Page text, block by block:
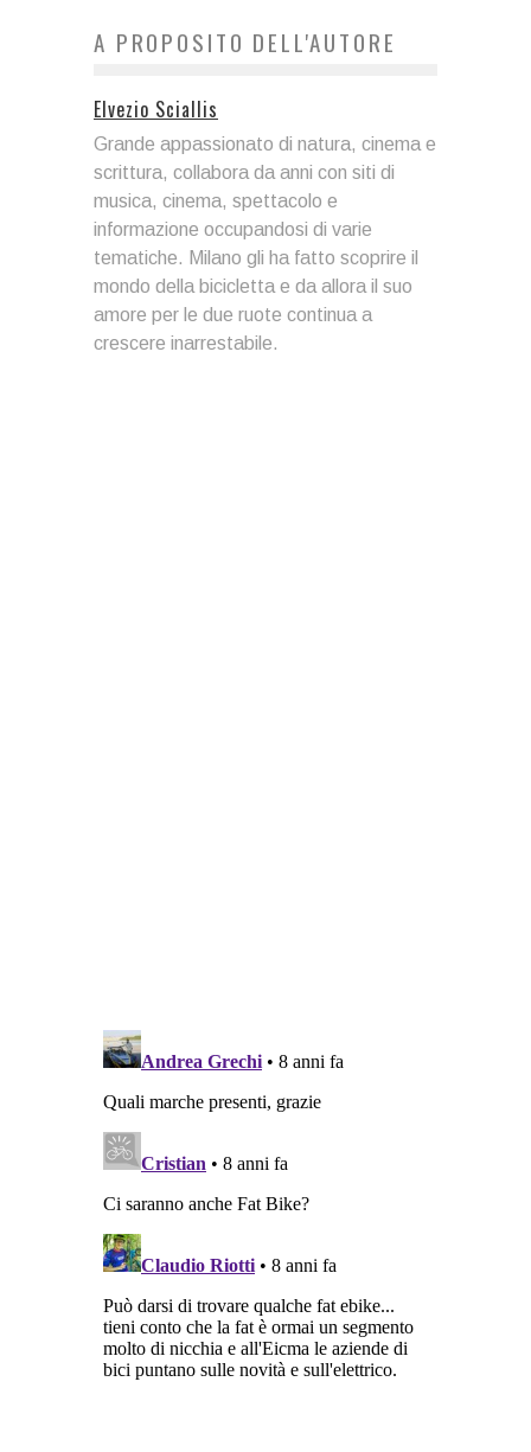
A PROPOSITO DELL'AUTORE
Elvezio Sciallis
Grande appassionato di natura, cinema e
scrittura, collabora da anni con siti di
musica, cinema, spettacolo e
informazione occupandosi di varie
tematiche. Milano gli ha fatto scoprire il
mondo della bicicletta e da allora il suo
amore per le due ruote continua a
crescere inarrestabile.